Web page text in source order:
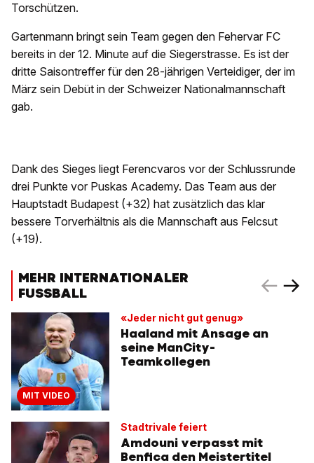
Torschützen.
Gartenmann bringt sein Team gegen den Fehervar FC
bereits in der 12. Minute auf die Siegerstrasse. Es ist der
dritte Saisontreffer für den 28-jährigen Verteidiger, der im
März sein Debüt in der Schweizer Nationalmannschaft
gab.
Dank des Sieges liegt Ferencvaros vor der Schlussrunde
drei Punkte vor Puskas Academy. Das Team aus der
Hauptstadt Budapest (+32) hat zusätzlich das klar
bessere Torverhältnis als die Mannschaft aus Felcsut
(+19).
MEHR INTERNATIONALER
FUSSBALL
MIT VIDEO
«Jeder nicht gut genug»
Haaland mit Ansage an
seine ManCity-
Teamkollegen
Stadtrivale feiert
Amdouni verpasst mit
Benfica den Meistertitel